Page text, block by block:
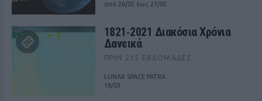
από 26/02 έως 27/02
1821‑2021 Διακόσια Χρόνια
Δανεικά
ΠΡΙΝ 235 ΕΒΔΟΜΆΔΕΣ
LUNAR SPACE PATRA
18/03